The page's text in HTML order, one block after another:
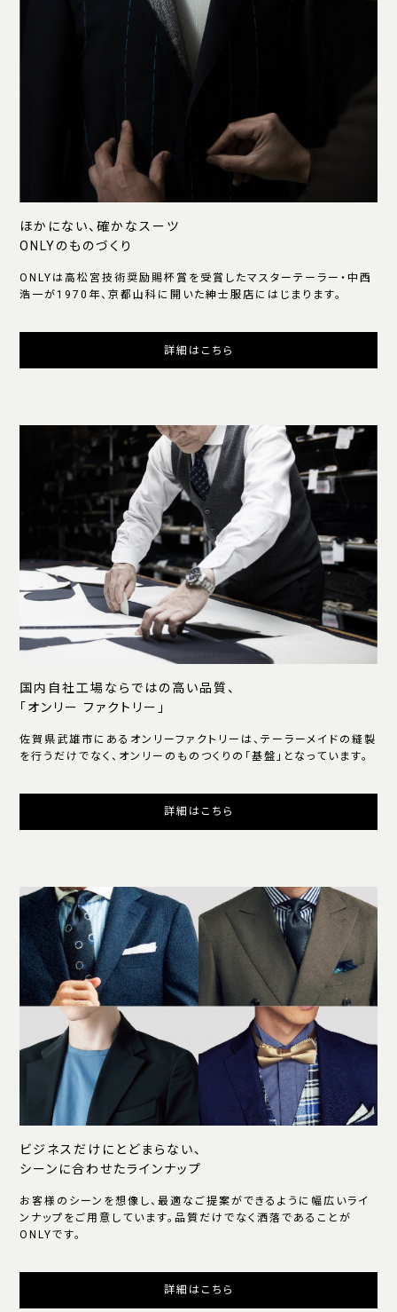
ほかにない、確かなスーツ
ONLYのものづくり
ONLYは高松宮技術奨励賜杯賞を受賞したマスターテーラー・中西
浩一が1970年、京都山科に開いた紳士服店にはじまります。
詳細はこちら
国内自社工場ならではの高い品質、
「オンリー ファクトリー」
佐賀県武雄市にあるオンリーファクトリーは、テーラーメイドの縫製
を行うだけでなく、オンリーのものつくりの「基盤」となっています。
詳細はこちら
ビジネスだけにとどまらない、
シーンに合わせたラインナップ
お客様のシーンを想像し、最適なご提案ができるように幅広いライ
ンナップをご用意しています。品質だけでなく洒落であることが
ONLYです。
詳細はこちら